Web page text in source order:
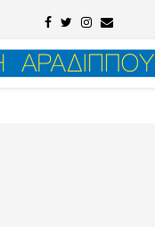
Facebook
TwitterInstagram
Email